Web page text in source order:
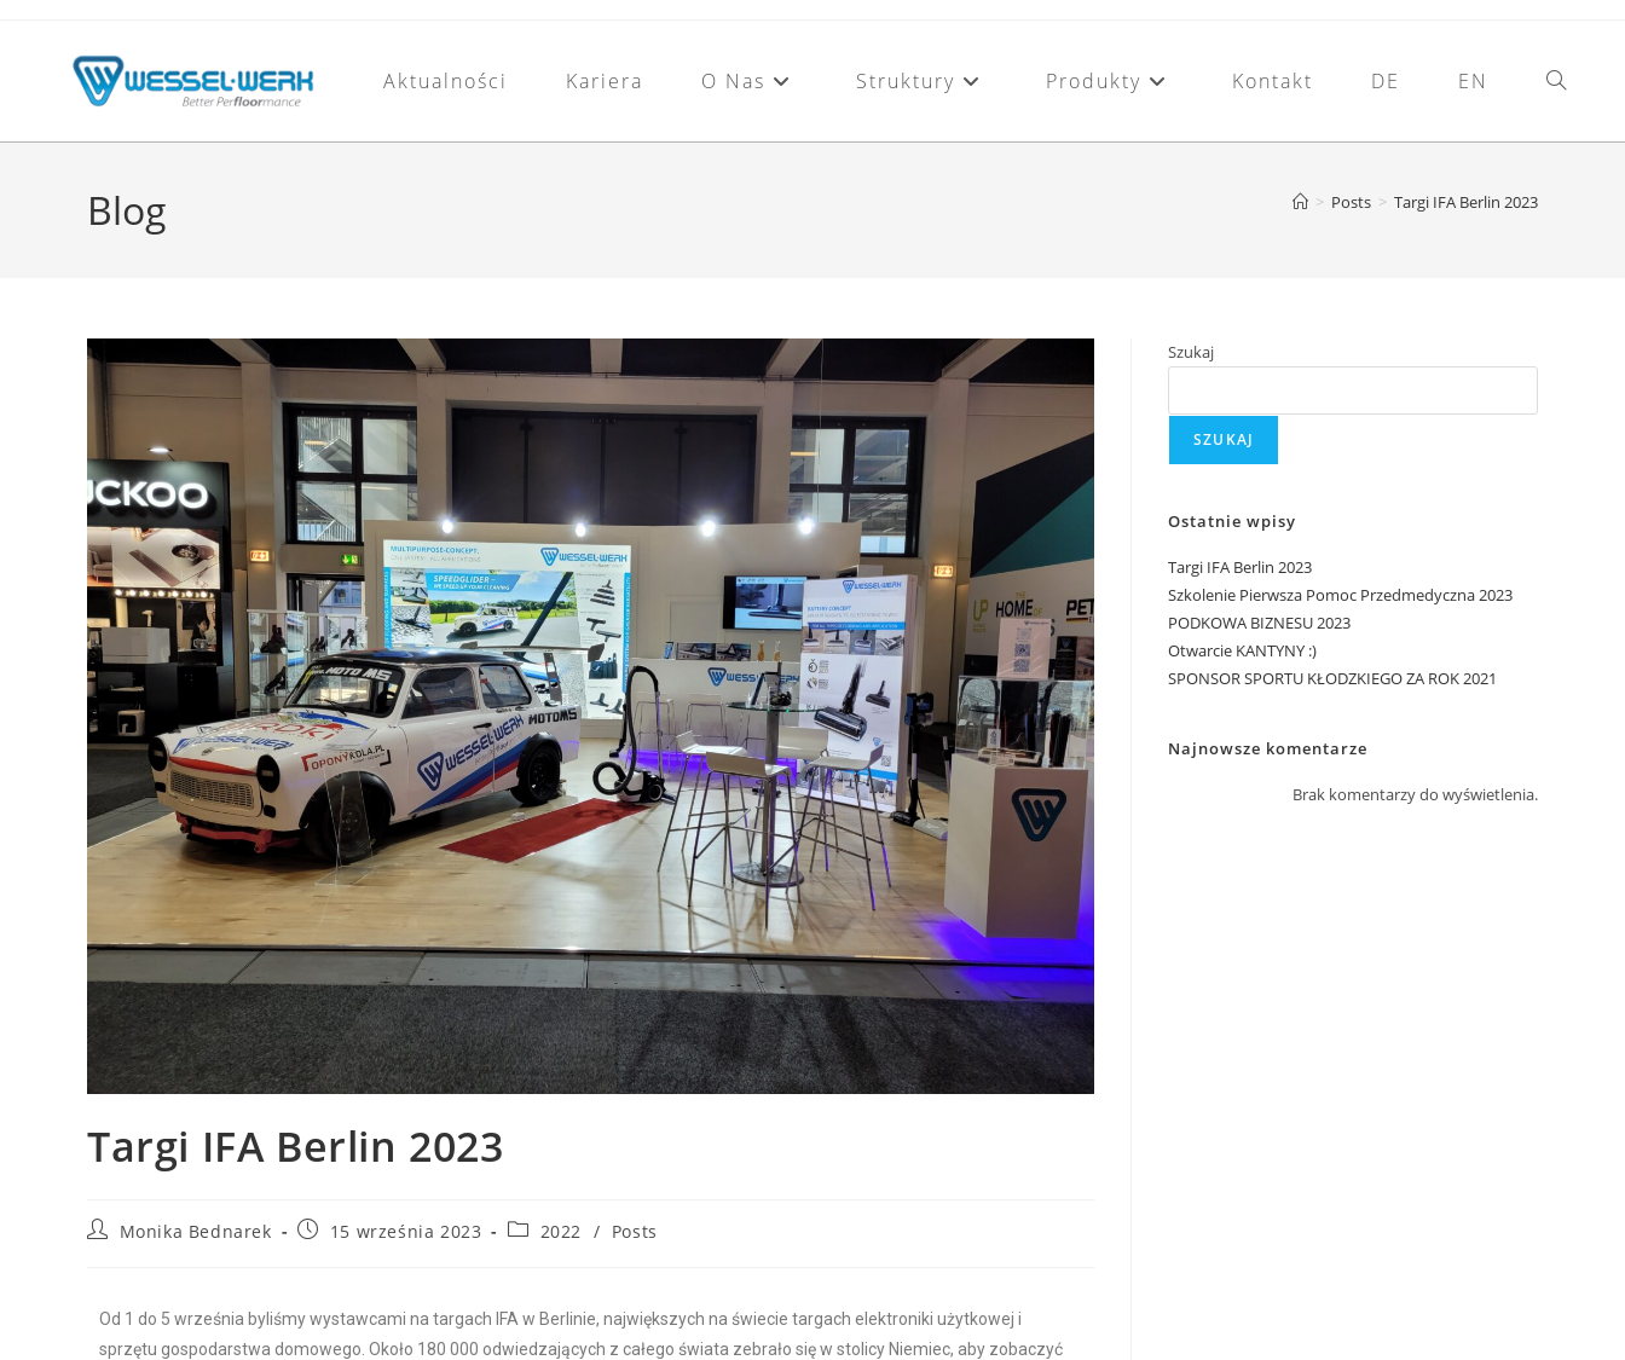
Aktualności Kariera O Nas Struktury Produkty Kontakt DE EN
Blog > Posts > Targi IFA Berlin 2023
Targi IFA Berlin 2023
Monika Bednarek 15 września 2023 2022 / Posts
Od 1 do 5 września byliśmy wystawcami na targach IFA w Berlinie, największych na świecie targach elektroniki użytkowej i
sprzętu gospodarstwa domowego. Około 180 000 odwiedzających z całego świata zebrało się w stolicy Niemiec, aby zobaczyć
Szukaj
SZUKAJ
Ostatnie wpisy
Targi IFA Berlin 2023
Szkolenie Pierwsza Pomoc Przedmedyczna 2023
PODKOWA BIZNESU 2023
Otwarcie KANTYNY :)
SPONSOR SPORTU KŁODZKIEGO ZA ROK 2021
Najnowsze komentarze
Brak komentarzy do wyświetlenia.